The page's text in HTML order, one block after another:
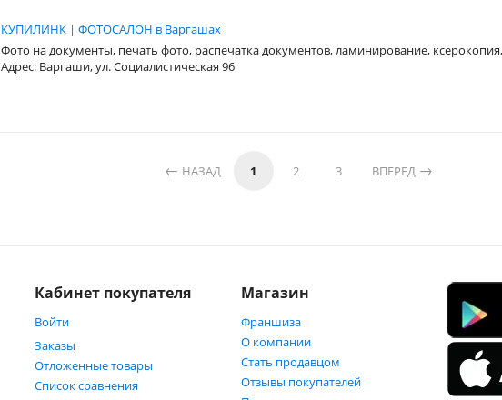
КУПИЛИНК | ФОТОСАЛОН в Варгашах
Фото на документы, печать фото, распечатка документов, ламинирование,
Адрес: Варгаши, ул. Социалистическая 96
НАЗАД 1 2 3 ВПЕРЕД
Кабинет покупателя
Войти
Заказы
Отложенные товары
Список сравнения
Магазин
Франшиза
О компании
Стать продавцом
Отзывы покупателей